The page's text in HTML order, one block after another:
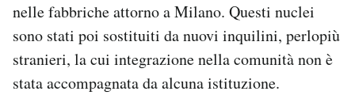
nelle fabbriche attorno a Milano. Questi nuclei
sono stati poi sostituiti da nuovi inquilini, perlopiù
stranieri, la cui integrazione nella comunità non è
stata accompagnata da alcuna istituzione.